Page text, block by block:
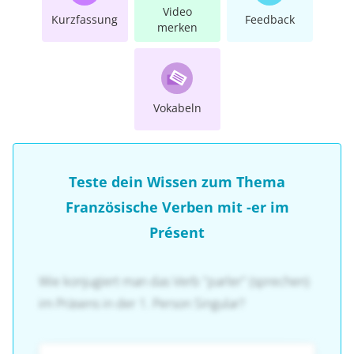
Kurzfassung
Video
merken
Feedback
Vokabeln
Teste dein Wissen zum Thema
Französische Verben mit -er im
Présent
Wie konjugiert man das Verb "parler" (sprechen)
im Präsens in der 1. Person Singular?